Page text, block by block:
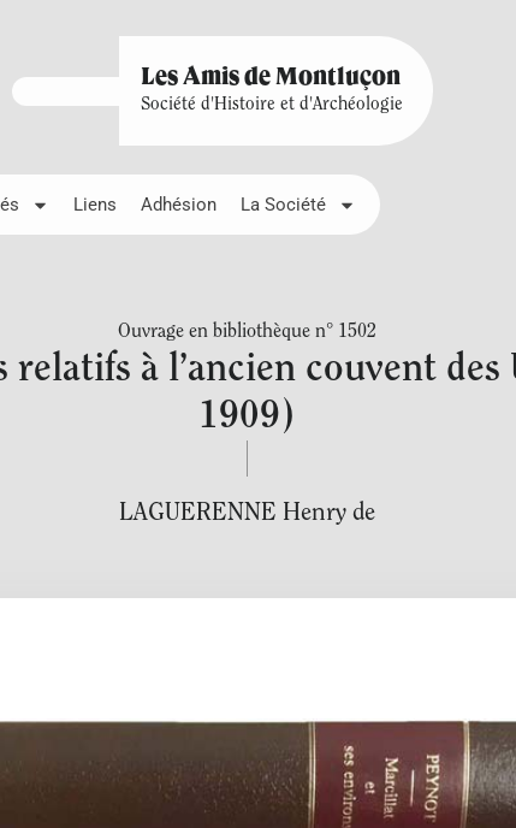
Les Amis de Montluçon
Société d'Histoire et d'Archéologie
Liens Adhésion La Société
Ouvrage en bibliothèque n° 1502
relatifs à l’ancien couvent
1909)
LAGUERENNE Henry de